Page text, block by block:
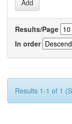
Results/Page
In order
Results 1-1 of 1